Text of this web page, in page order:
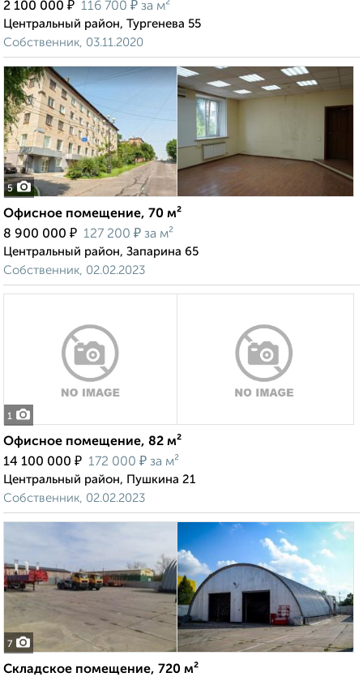
2 100 000 ₽ 116 700 ₽ за м²
Центральный район, Тургенева 55
Собственник, 03.11.2020
5
Офисное помещение, 70 м²
8 900 000 ₽ 127 200 ₽ за м²
Центральный район, Запарина 65
Собственник, 02.02.2023
1
Офисное помещение, 82 м²
14 100 000 ₽ 172 000 ₽ за м²
Центральный район, Пушкина 21
Собственник, 02.02.2023
7
Складское помещение, 720 м²